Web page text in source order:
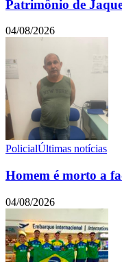
Patrimônio de
04/08/2026
PolicialÚltimas notícias
Homem é morto a
04/08/2026